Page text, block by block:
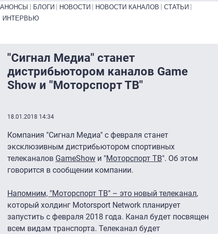
Primary links bottom
АНОНСЫ БЛОГИ НОВОСТИ НОВОСТИ КАНАЛОВ
СТАТЬИ
ИНТЕРВЬЮ
"Сигнал Медиа" станет
дистрибьютором каналов Game
Show и "Моторспорт ТВ"
18.01.2018 14:34
Компания "Сигнал Медиа" с февраля станет
эксклюзивным дистрибьютором спортивных
телеканалов GameShow и "Моторспорт ТВ". Об этом
говорится в сообщении компании.
Напомним, "Моторспорт ТВ" – это новый телеканал,
который холдинг Motorsport Network планирует
запустить с февраля 2018 года. Канал будет посвящен
всем видам транспорта. Телеканал будет